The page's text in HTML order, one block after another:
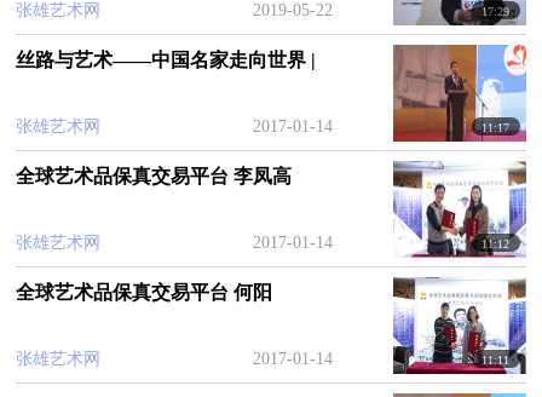
张雄艺术网 2019-05-22 17:29
丝路与艺术——中国名家走向世界 |
张雄艺术网 2017-01-14 11:17
全球艺术品保真交易平台 李凤高
张雄艺术网 2017-01-14 11:12
全球艺术品保真交易平台 何阳
张雄艺术网 2017-01-14 11:11